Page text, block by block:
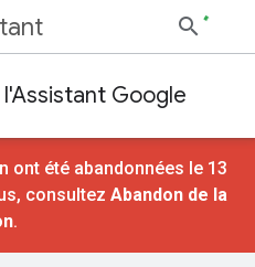
Google
ont été abandonnées le 13
consultez Abandon de la
.